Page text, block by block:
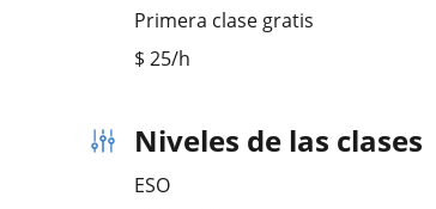
Primera clase gratis
$ 25/h
Niveles de las clases
ESO